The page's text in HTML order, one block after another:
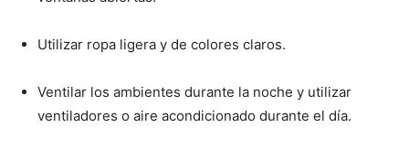
Utilizar ropa ligera y de colores claros.
Ventilar los ambientes durante la noche y utilizar
ventiladores o aire acondicionado durante el día.